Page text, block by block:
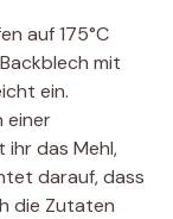
auf 175°C
mit
ein.
einer
ihr das Mehl,
darauf, dass
die Zutaten